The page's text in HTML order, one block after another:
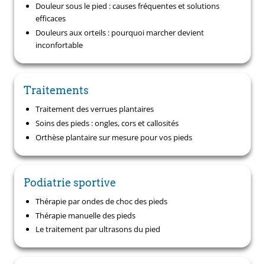
Douleur sous le pied : causes fréquentes et solutions
efficaces
Douleurs aux orteils : pourquoi marcher devient
inconfortable
Traitements
Traitement des verrues plantaires
Soins des pieds : ongles, cors et callosités
Orthèse plantaire sur mesure pour vos pieds
Podiatrie sportive
Thérapie par ondes de choc des pieds
Thérapie manuelle des pieds
Le traitement par ultrasons du pied